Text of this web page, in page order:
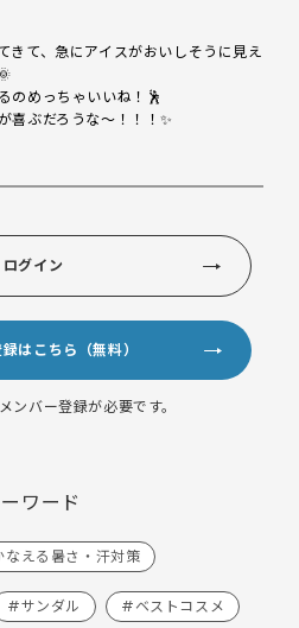
きて、急にアイスがおいしそうに見え
のめっちゃいいね！🕺
喜ぶだろうな〜！！！✨
ログイン
はこちら（無料）
バー登録が必要です。
ワード
える暑さ・汗対策
#サンダル #ベストコスメ